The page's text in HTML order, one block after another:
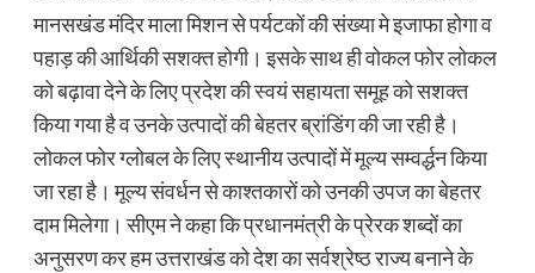
मानसखंड मंदिर माला मिशन से पर्यटकों की संख्या मे इजाफा होगा व
पहाड़ की आर्थिकी सशक्त होगी। इसके साथ ही वोकल फोर लोकल
को बढ़ावा देने के लिए प्रदेश की स्वयं सहायता समूह को सशक्त
किया गया है व उनके उत्पादों की बेहतर ब्रांडिंग की जा रही है।
लोकल फोर ग्लोबल के लिए स्थानीय उत्पादों में मूल्य सम्वर्द्धन किया
जा रहा है। मूल्य संवर्धन से काश्तकारों को उनकी उपज का बेहतर
दाम मिलेगा। सीएम ने कहा कि प्रधानमंत्री के प्रेरक शब्दों का
अनुसरण कर हम उत्तराखंड को देश का सर्वश्रेष्ठ राज्य बनाने के